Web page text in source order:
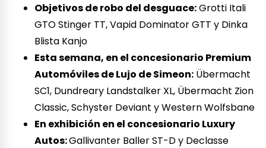
Objetivos de robo del desguace:Grotti Itali
GTO Stinger TT, Vapid Dominator GTT y Dinka
Blista Kanjo
Esta semana, en el concesionario Premium
Automóviles de Lujo de Simeon: Übermacht
SC1, Dundreary Landstalker XL, Übermacht Zion
Classic, Schyster Deviant y Western Wolfsbane
En exhibición en el concesionario Luxury
Autos:Gallivanter Baller ST-D y Declasse